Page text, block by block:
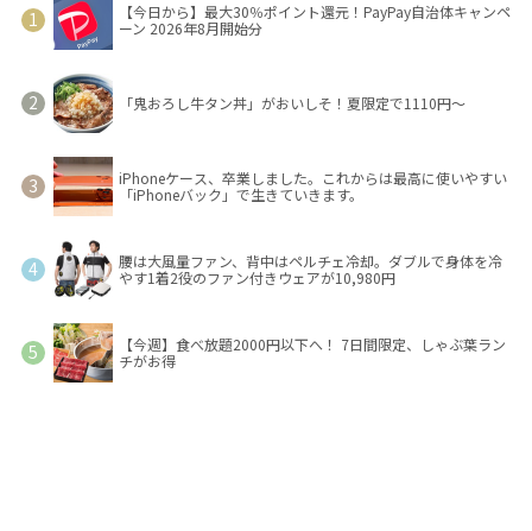
【今日から】最大30％ポイント還元！PayPay自治体キャンペ
ーン 2026年8月開始分
「鬼おろし牛タン丼」がおいしそ！夏限定で1110円～
iPhoneケース、卒業しました。これからは最高に使いやすい
「iPhoneバック」で生きていきます。
腰は大風量ファン、背中はペルチェ冷却。ダブルで身体を冷
やす1着2役のファン付きウェアが10,980円
【今週】食べ放題2000円以下へ！ 7日間限定、しゃぶ葉ラン
チがお得